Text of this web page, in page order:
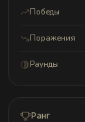
Победы
Поражения
Раунды
Ранг